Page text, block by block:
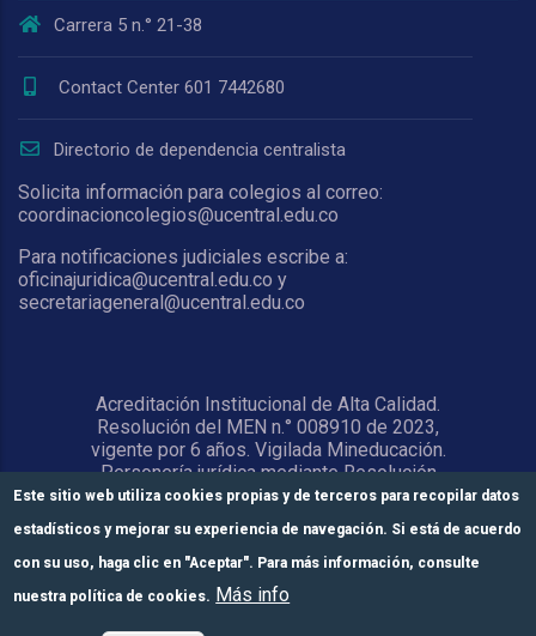
Carrera 5 n.° 21-38
Contact Center 601 7442680
Directorio de dependencia centralista
Solicita información para colegios al correo:
coordinacioncolegios@ucentral.edu.co
Para notificaciones judiciales escribe a:
oficinajuridica@ucentral.edu.co y
secretariageneral@ucentral.edu.co
Acreditación Institucional de Alta Calidad.
Resolución del MEN n.° 008910 de 2023,
vigente por 6 años. Vigilada Mineducación.
Personería jurídica mediante Resolución
1876 del 5 de junio de 1967. Reconocida
como Universidad por el Ministerio de
Educación Nacional mediante Resolución
15818 del 31 de octubre de 1978.
© Universidad Central 2026
Este sitio web utiliza cookies propias y de terceros para recopilar datos
estadísticos y mejorar su experiencia de navegación. Si está de acuerdo
con su uso, haga clic en "Aceptar". Para más información, consulte
nuestra política de cookies. Más info